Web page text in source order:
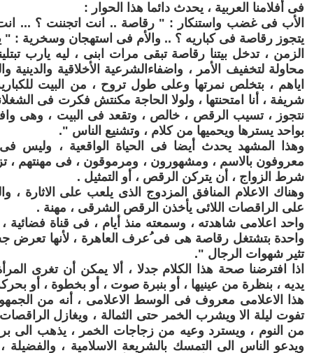
فى أفلامنا العربية ، يحدث دائما هذا الحوار :
الأب فى غضب واستنكار : " رقاصة .. انت اتجننت ؟ ... انت
يتجوز رقاصة فى كباريه ؟ .. والأم فى استهجان وسخرية : "
الزمن ، تدخل بيتنا رقاصة تبقى مرات ابنى ، ليه يارب
محاولة لتخفيف الأمر ، واضفاءالشرعية الأخلاقية
اياهم ، بتخلص نمرتها وعلى طول تروح ، من البيت
شريفة ، أنا امتحنتها ، ولولا الحاجة مكنتش فكرت فى
نتجوز ، تسيب الرقص ، خالص ، وتقعد فى البيت ، وهى
بواحد يسترها ويحميها من كلام ، وتشنيع الناس ".
وهذا المشهد يحدث أيضا فى الحياة الواقعية ، وليس
معروفون بالاسم ، ومشهورون ، ومرموقون ، فى مهنتهم ،
شرط الزواج ، أن يتركن الرقص ، أو التمثيل .
وهناك الاعلام المنافق المزدوج الذى يلعب على الاثارة ،
على الراقصات اللائى يأخذن الرقص الشرقى ، مهنة .
واحد اعلامى شاهدته ، وسمعته منذ أيام ، فى قناة
واحدة بتشتغل رقاصة هى فى ُعرف العاهرة ، لأنها تعرض
تثير شهوات الرجال ".
اذا افترضنا صحة هذا الكلام جدلا ، ألا يمكن أن تغرى
يديه ، بنظرة من عينيها ، أو بنبرة صوت ، أو بخطوة ، أو
هذا الاعلامى معروف فى الوسط الاعلامى ، أنه من
تفوت ليلة الا ويشرب الخمر حتى الثمالة ، ويغازل
من النوم ، ويسترد وعيه من زجاجات الخمر ، يذهب الى
ويدعو الناس الى التمسك بالشريعة الاسلامية ،